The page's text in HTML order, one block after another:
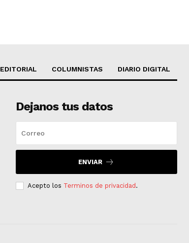
EDITORIAL COLUMNISTAS DIARIO DIGITAL
Dejanos tus datos
ENVIAR
Acepto los Terminos de privacidad .